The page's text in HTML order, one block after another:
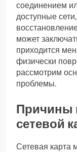
соединением
доступные
может
приходится
физически
рассмотрим
проблемы.
Причины
сетевой
Сетевая карта